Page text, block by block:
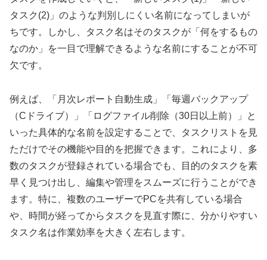
タスク(2)」のような判別しにくい名前になってしまいが
ちです。しかし、タスク名はそのタスクが「何をするもの
なのか」を一目で理解できるような名前にすることが不可
欠です。
例えば、「月次レポート自動生成」「毎週バックアップ
（Cドライブ）」「ログファイル削除（30日以上前）」と
いった具体的な名前を設定することで、タスクリストを見
ただけでその機能や目的を把握できます。これにより、多
数のタスクが登録されている場合でも、目的のタスクを素
早く見つけ出し、編集や管理をスムーズに行うことができ
ます。特に、複数のユーザーでPCを共有している場合
や、時間が経ってからタスクを見直す際に、分かりやすい
タスク名は作業効率を大きく左右します。